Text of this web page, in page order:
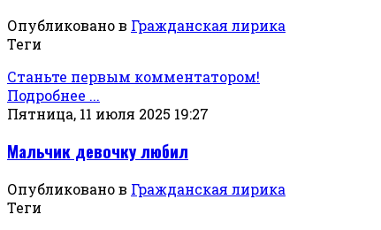
Опубликовано в Гражданская лирика
Теги
Станьте первым комментатором!
Подробнее ...
Пятница, 11 июля 2025 19:27
Мальчик девочку любил
Опубликовано в Гражданская лирика
Теги